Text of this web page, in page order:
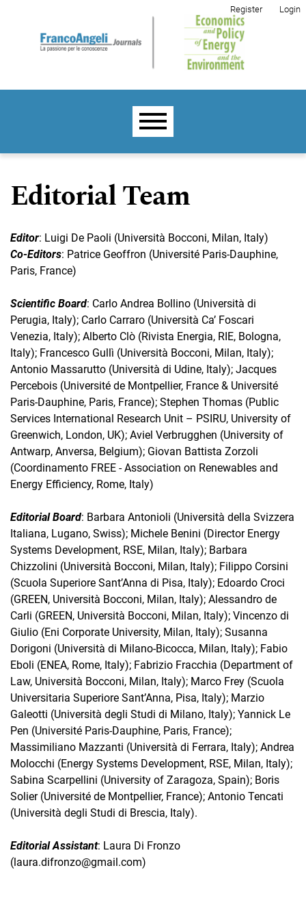
Register Login
Editorial Team
Editor: Luigi De Paoli (Università Bocconi, Milan, Italy)
Co-Editors: Patrice Geoffron (Université Paris-Dauphine,
Paris, France)
Scientific Board: Carlo Andrea Bollino (Università di
Perugia, Italy); Carlo Carraro (Università Ca’ Foscari
Venezia, Italy); Alberto Clò (Rivista Energia, RIE, Bologna,
Italy); Francesco Gullì (Università Bocconi, Milan, Italy);
Antonio Massarutto (Università di Udine, Italy); Jacques
Percebois (Université de Montpellier, France & Université
Paris-Dauphine, Paris, France); Stephen Thomas (Public
Services International Research Unit – PSIRU, University of
Greenwich, London, UK); Aviel Verbrugghen (University of
Antwarp, Anversa, Belgium); Giovan Battista Zorzoli
(Coordinamento FREE - Association on Renewables and
Energy Efficiency, Rome, Italy)
Editorial Board: Barbara Antonioli (Università della Svizzera
Italiana, Lugano, Swiss); Michele Benini (Director Energy
Systems Development, RSE, Milan, Italy); Barbara
Chizzolini (Università Bocconi, Milan, Italy); Filippo Corsini
(Scuola Superiore Sant’Anna di Pisa, Italy); Edoardo Croci
(GREEN, Università Bocconi, Milan, Italy); Alessandro de
Carli (GREEN, Università Bocconi, Milan, Italy); Vincenzo di
Giulio (Eni Corporate University, Milan, Italy); Susanna
Dorigoni (Università di Milano-Bicocca, Milan, Italy); Fabio
Eboli (ENEA, Rome, Italy); Fabrizio Fracchia (Department of
Law, Università Bocconi, Milan, Italy); Marco Frey (Scuola
Universitaria Superiore Sant’Anna, Pisa, Italy); Marzio
Galeotti (Università degli Studi di Milano, Italy); Yannick Le
Pen (Université Paris-Dauphine, Paris, France);
Massimiliano Mazzanti (Università di Ferrara, Italy); Andrea
Molocchi (Energy Systems Development, RSE, Milan, Italy);
Sabina Scarpellini (University of Zaragoza, Spain); Boris
Solier (Université de Montpellier, France); Antonio Tencati
(Università degli Studi di Brescia, Italy).
Editorial Assistant: Laura Di Fronzo
(laura.difronzo@gmail.com)